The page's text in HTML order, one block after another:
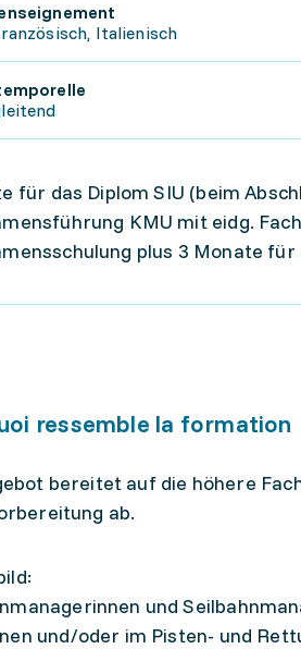
Italienisch
für das Diplom SIU (beim
KMU mit eidg.
plus 3 Monate
ressemble la formation
bereitet auf die höhere
ab.
und
und/oder im Pisten- und